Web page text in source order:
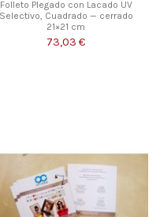
Folleto Plegado con Lacado UV
Selectivo, Cuadrado — cerrado
21×21 cm
73,03 €